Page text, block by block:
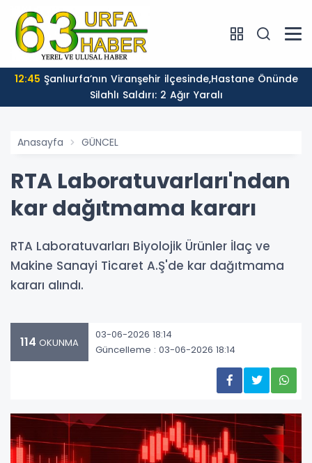
12:45
Silahlı Saldırı: 2 Ağır Yaralı
Anasayfa GÜNCEL
RTA Laboratuvarları'ndan
kar dağıtmama kararı
RTA Laboratuvarları Biyolojik Ürünler İlaç ve
Makine Sanayi Ticaret A.Ş'de kar dağıtmama
kararı alındı.
114 OKUNMA
03-06-2026 18:14
Güncelleme : 03-06-2026 18:14